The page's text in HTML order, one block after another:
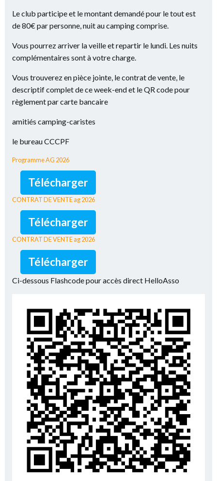
Le club participe et le montant demandé pour le tout est
de 80€ par personne, nuit au camping comprise.
Vous pourrez arriver la veille et repartir le lundi. Les nuits
complémentaires sont à votre charge.
Vous trouverez en pièce jointe, le contrat de vente, le
descriptif complet de ce week-end et le QR code pour
règlement par carte bancaire
amitiés camping-caristes
le bureau CCCPF
Programme AG 2026
Télécharger
CONTRAT DE VENTE ag 2026
Télécharger
CONTRAT DE VENTE ag 2026
Télécharger
Ci-dessous Flashcode pour accès direct HelloAsso